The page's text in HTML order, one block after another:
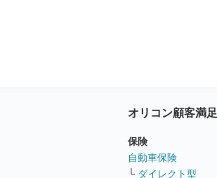
オリコン顧客満
保険
自動車保険
└ ダイレクト型